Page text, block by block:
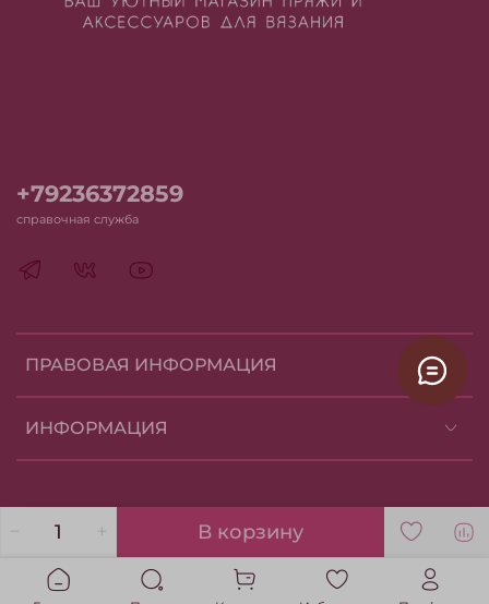
В корзину
ПРАВОВАЯ ИНФОРМАЦИЯ
ИНФОРМАЦИЯ
+79236372859
справочная служба